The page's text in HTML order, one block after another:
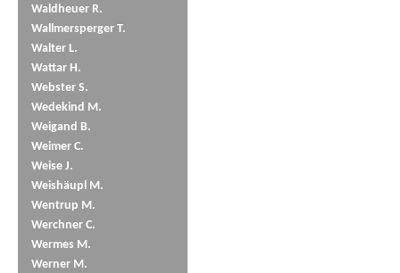
Waldheuer R.
Wallmersperger T.
Walter L.
Wattar H.
Webster S.
Wedekind M.
Weigand B.
Weimer C.
Weise J.
Weishäupl M.
Wentrup M.
Werchner C.
Wermes M.
Werner M.